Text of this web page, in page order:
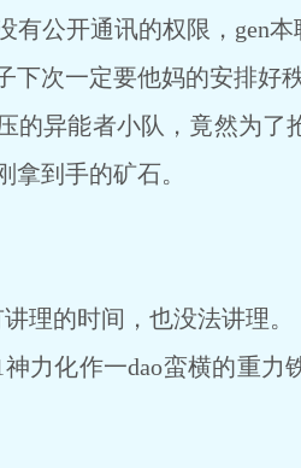
公开通讯的权限，gen本
次一定要他妈的安排好秩
异能者小队，竟然为了
到手的矿石。
的时间，也没法讲理。
化作一dao蛮横的重力